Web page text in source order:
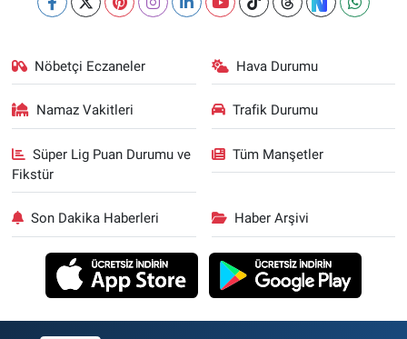
Nöbetçi Eczaneler Hava Durumu
Namaz Vakitleri Trafik Durumu
Süper Lig Puan Durumu ve
Fikstür
Tüm Manşetler
Son Dakika Haberleri Haber Arşivi